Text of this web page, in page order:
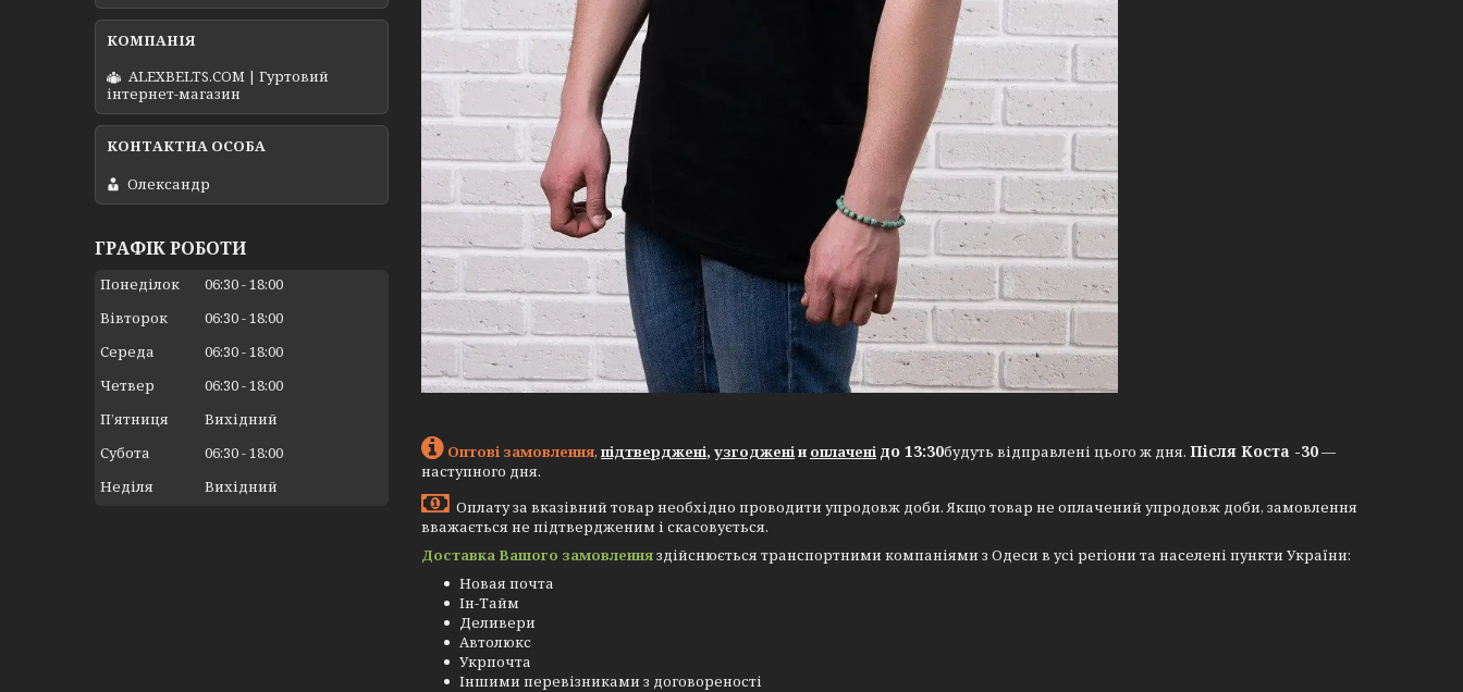
Оптові замовлення, підтверджені, узгодженіи оплачені до 13:30будуть відправлені цього ж дня. Після Коста -30—
наступного дня.
Оплату за вказівний товар необхідно проводити упродовж доби. Якщо товар не оплачений упродовж доби, замовлення
вважається не підтвердженим і скасовується.
Доставка Вашого замовленняздійснюється транспортними компаніями з Одеси в усі регіони та населені пункти України:
Новая почта
Ін-Тайм
Деливери
Автолюкс
Укрпочта
Іншими перевізниками з договореності
ALEXBELTS.COM | Гуртовий
інтернет-магазин
Олександр
ГРАФІК РОБОТИ
Понеділок 06:30 18:00
Вівторок
06:30 18:00
Середа
06:30 18:00
Четвер
06:30 18:00
Пʼятниця
Вихідний
Субота
06:30 18:00
Неділя
Вихідний